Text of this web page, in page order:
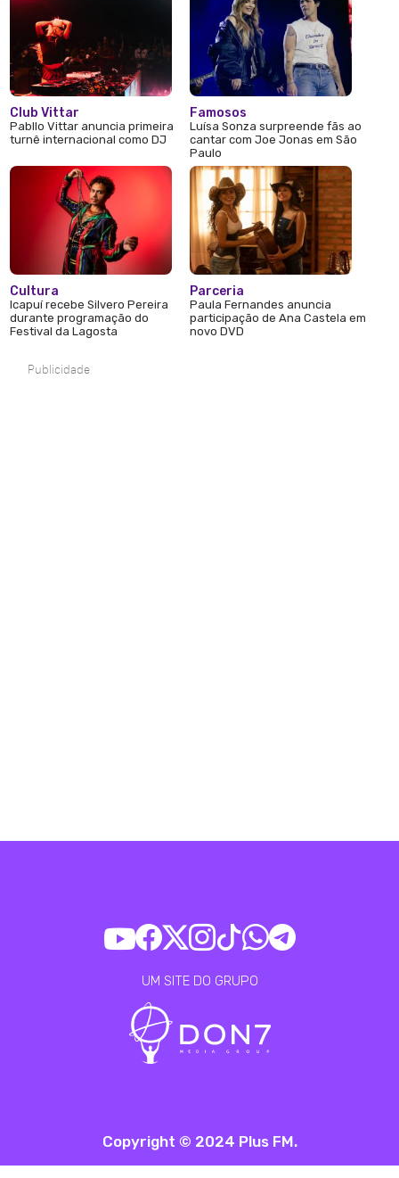
Club Vittar
Pabllo Vittar anuncia primeira
turnê internacional como DJ
Cultura
Icapuí recebe Silvero Pereira
durante programação do
Festival da Lagosta
Famosos
Luísa Sonza surpreende fãs ao
cantar com Joe Jonas em São
Paulo
Parceria
Paula Fernandes anuncia
participação de Ana Castela em
novo DVD
Publicidade
UM SITE DO GRUPO
Copyright © 2024 Plus FM.